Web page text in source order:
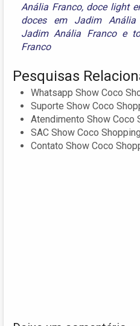
Anália Franco, doce light
doces em Jadim Anália
Jadim Anália Francoe
Franco
Pesquisas
Whatsapp Show Coco
Suporte Show Coco
Atendimento Show Coco
SAC Show Coco
Contato Show Coco